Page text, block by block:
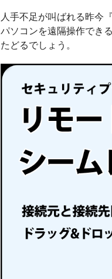
人手不足が叫ばれる昨今
パソコンを遠隔操作でき
たどるでしょう。